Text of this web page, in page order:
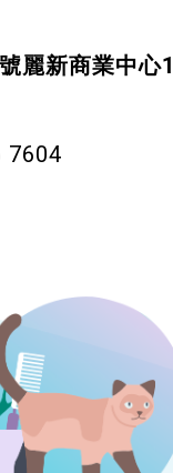
麗新商業中心
7604